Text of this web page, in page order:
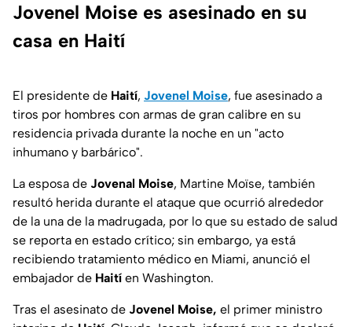
Jovenel Moise es asesinado en su
casa en Haití
El presidente de Haití, Jovenel Moise, fue asesinado a
tiros por hombres con armas de gran calibre en su
residencia privada durante la noche en un "acto
inhumano y barbárico".
La esposa de Jovenal Moise, Martine Moïse, también
resultó herida durante el ataque que ocurrió alrededor
de la una de la madrugada, por lo que su estado de salud
se reporta en estado crítico; sin embargo, ya está
recibiendo tratamiento médico en Miami, anunció el
embajador de Haití en Washington.
Tras el asesinato de Jovenel Moise, el primer ministro